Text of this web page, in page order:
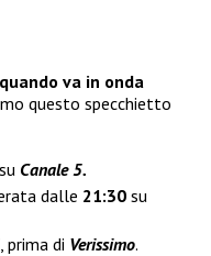
quando va in onda
questo specchietto
su Canale 5.
dalle 21:30 su
, prima di Verissimo.